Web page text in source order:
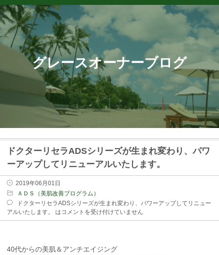
グレースオーナーブログ
ドクターリセラADSシリーズが生まれ変わり、パワ
ーアップしてリニューアルいたします。
2019年06月01日
ＡＤＳ（美肌改善プログラム）
ドクターリセラADSシリーズが生まれ変わり、パワーアップしてリニュー
アルいたします。 はコメントを受け付けていません
40代からの美肌＆アンチエイジング